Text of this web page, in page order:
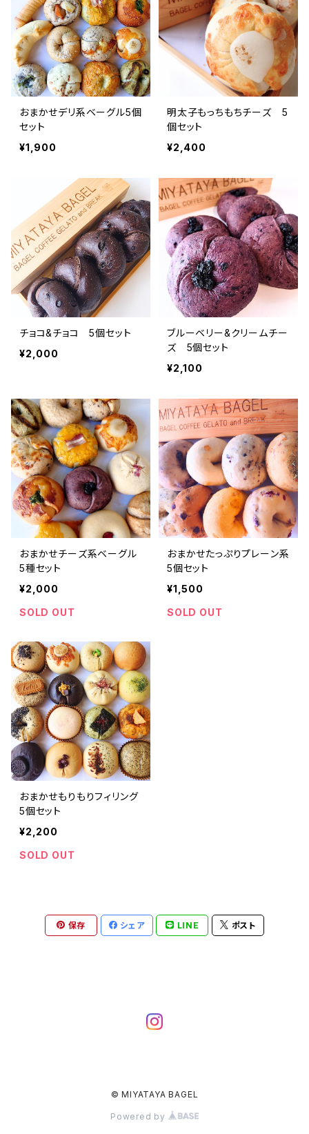
おまかせデリ系ベーグル5個
セット
¥1,900
明太子もっちもちチーズ 5
個セット
¥2,400
チョコ&チョコ 5個セット
¥2,000
ブルーベリー&クリームチー
ズ 5個セット
¥2,100
おまかせチーズ系ベーグル
5種セット
¥2,000
SOLD OUT
おまかせたっぷりプレーン系
5個セット
¥1,500
SOLD OUT
おまかせもりもりフィリング
5個セット
¥2,200
SOLD OUT
保存 シェア LINE ポスト
© MIYATAYA BAGEL
Powered by